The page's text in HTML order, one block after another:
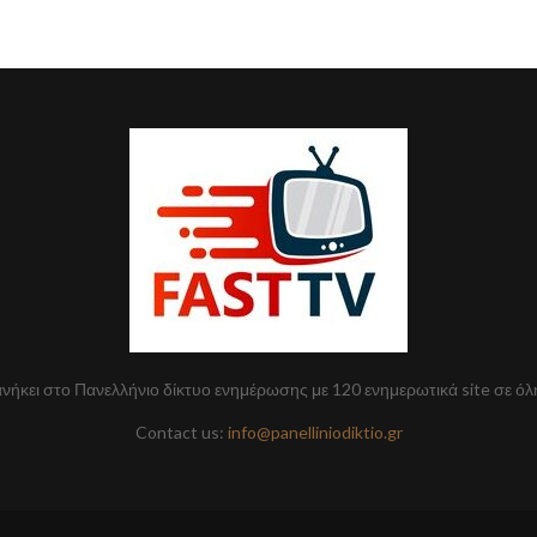
στο Πανελλήνιο δίκτυο ενημέρωσης με 120 ενημερωτικά site σε
Contact us: info@panelliniodiktio.gr